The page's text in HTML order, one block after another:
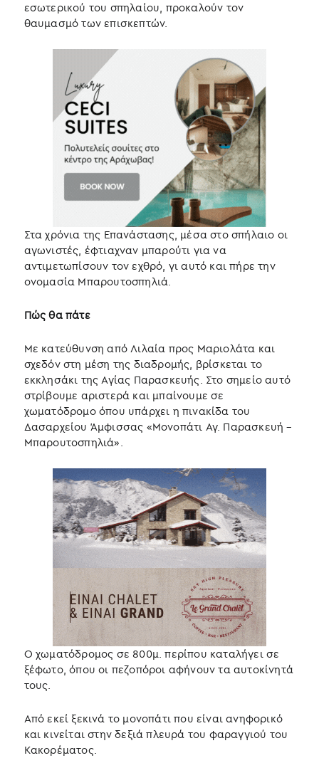
εσωτερικού του σπηλαίου, προκαλούν τον
θαυμασμό των επισκεπτών.
Στα χρόνια της Επανάστασης, μέσα στο σπήλαιο οι
αγωνιστές, έφτιαχναν μπαρούτι για να
αντιμετωπίσουν τον εχθρό, γι αυτό και πήρε την
ονομασία Μπαρουτοσπηλιά.
Πώς θα πάτε
Με κατεύθυνση από Λιλαία προς Μαριολάτα και
σχεδόν στη μέση της διαδρομής, βρίσκεται το
εκκλησάκι της Αγίας Παρασκευής. Στο σημείο αυτό
στρίβουμε αριστερά και μπαίνουμε σε
χωματόδρομο όπου υπάρχει η πινακίδα του
Δασαρχείου Άμφισσας «Μονοπάτι Αγ. Παρασκευή –
Μπαρουτοσπηλιά».
Ο χωματόδρομος σε 800μ. περίπου καταλήγει σε
ξέφωτο, όπου οι πεζοπόροι αφήνουν τα αυτοκίνητά
τους.
Από εκεί ξεκινά το μονοπάτι που είναι ανηφορικό
και κινείται στην δεξιά πλευρά του φαραγγιού του
Κακορέματος.